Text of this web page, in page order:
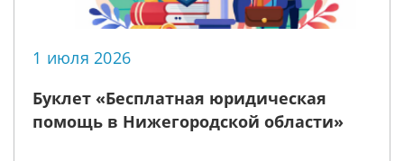
1 июля 2026
Буклет «Бесплатная юридическая
помощь в Нижегородской области»